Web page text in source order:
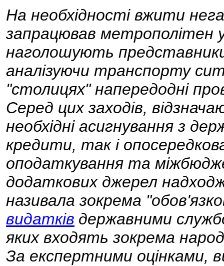
На необхідності вжити
запрацював метрополітен
наголошують представники
аналізуючи транспорту
"столицях" напередодні
Серед цих заходів,
необхідні асигнування з
кредити, так і
оподаткування та
додаткових джерел
називала зокрема
видатків державними
яких входять зокрема
За експертними оцінками,